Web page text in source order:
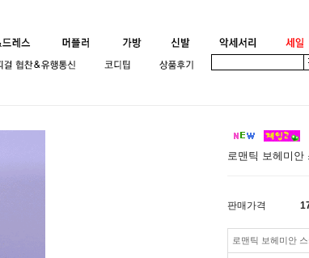
로맨틱 보헤미안
판매가격
로맨틱 보헤미안